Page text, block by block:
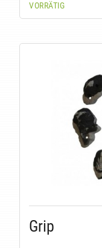
VORRÄTIG
Grip